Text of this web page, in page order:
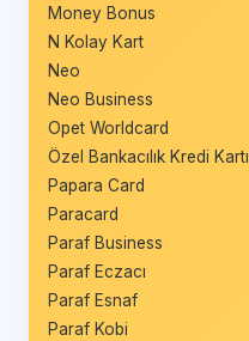
Money Bonus
N Kolay Kart
Neo
Neo Business
Opet Worldcard
Özel Bankacılık Kredi Kartı
Papara Card
Paracard
Paraf Business
Paraf Eczacı
Paraf Esnaf
Paraf Kobi